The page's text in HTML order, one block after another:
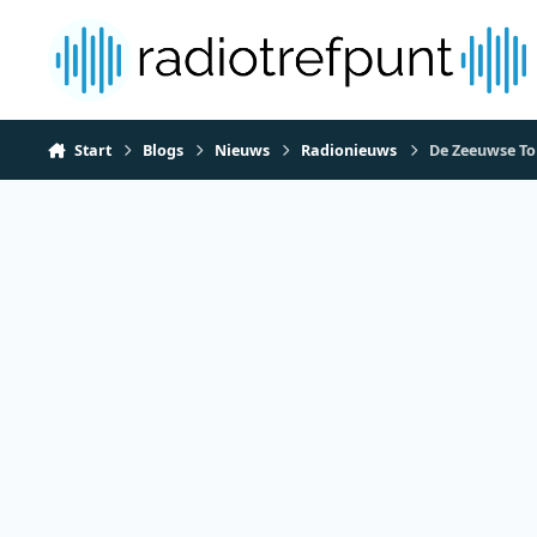
Start Blogs Nieuws Radionieuws De Zeeuwse